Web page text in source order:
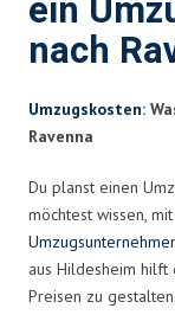
ein
nach
Umzugskosten:
Ravenna
Du planst einen
möchtest wissen,
aus Hildesheim
Preisen zu gestalten.